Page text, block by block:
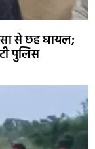
से छह घायल;
पुलिस